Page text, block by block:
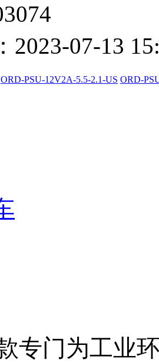
2023-07-13
ORD-PSU-12V2A-5.5-2.1-US ORD-
专门为工业